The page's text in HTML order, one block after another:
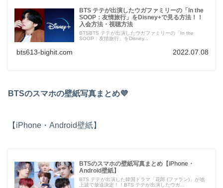
BTS テテが出演したウガファミリーの「In the
SOOP：友情旅行」をDisney+で見る方法！！
入会方法・視聴方法
BTSBTS テテが出演したウガファミリーの「In the
SOOP：友情旅行」をDisney...
bts613-bighit.com 2022.07.08
BTSのスマホの壁紙写真まとめ💜
【iPhone・Android壁紙】
BTSのスマホの壁紙写真まとめ【iPhone・
Android壁紙】
BTS テテが出演した韓国ドラマ「花郎 (ファラン)」が地
上波で放送決定！！BTS テテが出演したウガ...